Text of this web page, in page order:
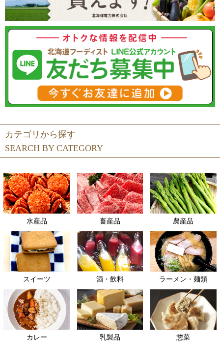
SEARCH BY CATEGORY
カテゴリから探す
水産品 畜産品 農産品
スイーツ 酒・飲料 ラーメン・麺類
カレー 乳製品 惣菜